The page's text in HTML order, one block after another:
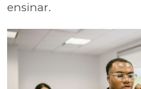
ensinar.